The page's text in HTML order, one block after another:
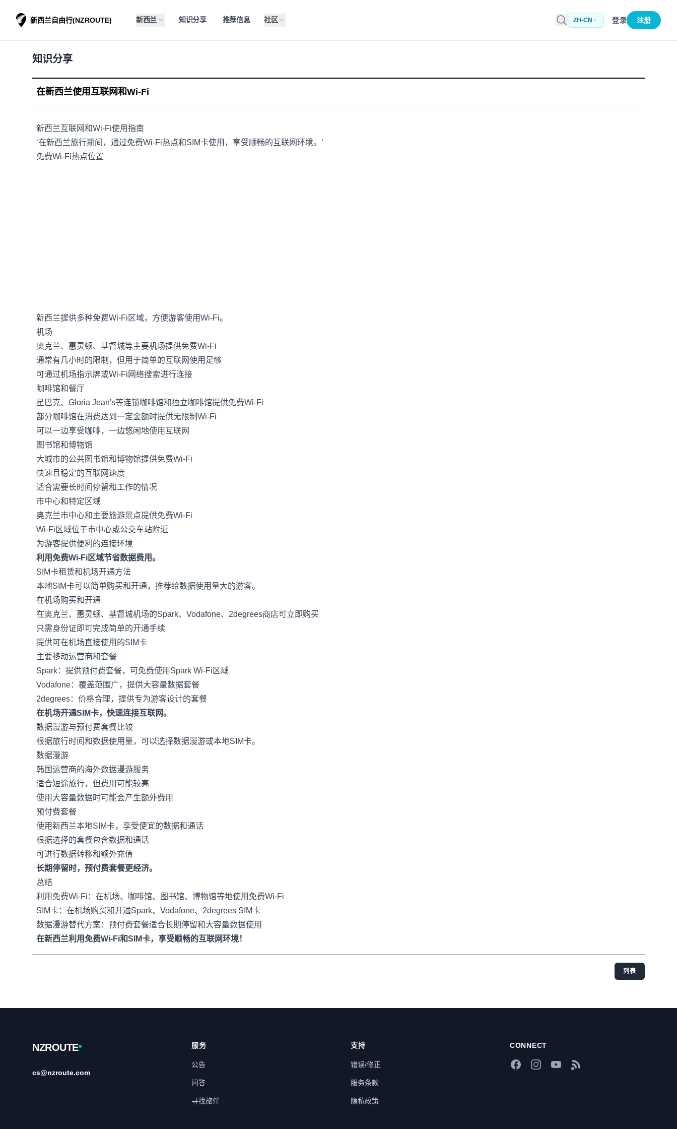
新西兰自由行(NZROUTE) 新西兰 知识分享 推荐信息 社区 ZH-CN 登录 注册
知识分享
在新西兰使用互联网和Wi-Fi
新西兰互联网和Wi-Fi使用指南
‘在新西兰旅行期间，通过免费Wi-Fi热点和SIM卡使用，享受顺畅的互联网环境。’
免费Wi-Fi热点位置
新西兰提供多种免费Wi-Fi区域，方便游客使用Wi-Fi。
机场
奥克兰、惠灵顿、基督城等主要机场提供免费Wi-Fi
通常有几小时的限制，但用于简单的互联网使用足够
可通过机场指示牌或Wi-Fi网络搜索进行连接
咖啡馆和餐厅
星巴克、Gloria Jean's等连锁咖啡馆和独立咖啡馆提供免费Wi-Fi
部分咖啡馆在消费达到一定金额时提供无限制Wi-Fi
可以一边享受咖啡，一边悠闲地使用互联网
图书馆和博物馆
大城市的公共图书馆和博物馆提供免费Wi-Fi
快速且稳定的互联网速度
适合需要长时间停留和工作的情况
市中心和特定区域
奥克兰市中心和主要旅游景点提供免费Wi-Fi
Wi-Fi区域位于市中心或公交车站附近
为游客提供便利的连接环境
利用免费Wi-Fi区域节省数据费用。
SIM卡租赁和机场开通方法
本地SIM卡可以简单购买和开通，推荐给数据使用量大的游客。
在机场购买和开通
在奥克兰、惠灵顿、基督城机场的Spark、Vodafone、2degrees商店可立即购买
只需身份证即可完成简单的开通手续
提供可在机场直接使用的SIM卡
主要移动运营商和套餐
Spark：提供预付费套餐，可免费使用Spark Wi-Fi区域
Vodafone：覆盖范围广，提供大容量数据套餐
2degrees：价格合理，提供专为游客设计的套餐
在机场开通SIM卡，快速连接互联网。
数据漫游与预付费套餐比较
根据旅行时间和数据使用量，可以选择数据漫游或本地SIM卡。
数据漫游
韩国运营商的海外数据漫游服务
适合短途旅行，但费用可能较高
使用大容量数据时可能会产生额外费用
预付费套餐
使用新西兰本地SIM卡，享受便宜的数据和通话
根据选择的套餐包含数据和通话
可进行数据转移和额外充值
长期停留时，预付费套餐更经济。
总结
利用免费Wi-Fi：在机场、咖啡馆、图书馆、博物馆等地使用免费Wi-Fi
SIM卡：在机场购买和开通Spark、Vodafone、2degrees SIM卡
数据漫游替代方案：预付费套餐适合长期停留和大容量数据使用
在新西兰利用免费Wi-Fi和SIM卡，享受顺畅的互联网环境！
列表
NZROUTE
cs@nzroute.com
服务
公告
问答
寻找旅伴
支持
错误/修正
服务条款
隐私政策
CONNECT
FacebookInstagramYouTubeRSS Feed